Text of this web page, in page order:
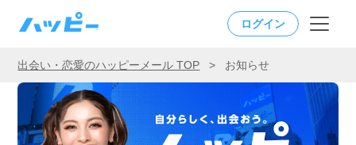
ログイン
出会い・恋愛のハッピーメール TOP > お知らせ